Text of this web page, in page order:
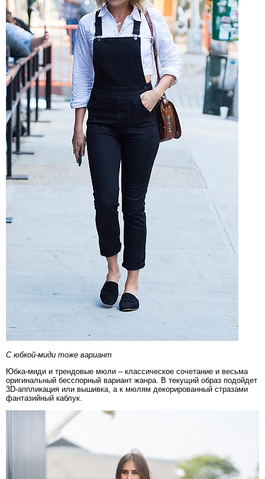
С юбкой-миди тоже вариант
Юбка-миди и трендовые мюли – классическое сочетание и весьма
оригинальный бесспорный вариант жанра. В текущий образ подойдет
3D-аппликация или вышивка, а к мюлям декорированный стразами
фантазийный каблук.